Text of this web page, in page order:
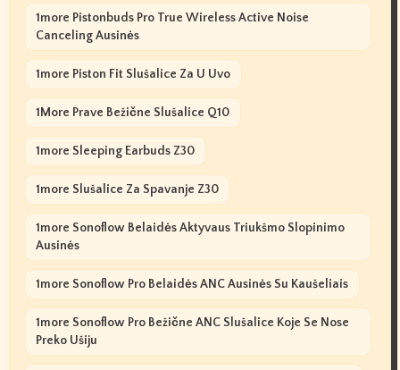
1more Pistonbuds Pro True Wireless Active Noise
Canceling Ausinės
1more Piston Fit Slušalice Za U Uvo
1More Prave Bežične Slušalice Q10
1more Sleeping Earbuds Z30
1more Slušalice Za Spavanje Z30
1more Sonoflow Belaidės Aktyvaus Triukšmo Slopinimo
Ausinės
1more Sonoflow Pro Belaidės ANC Ausinės Su Kaušeliais
1more Sonoflow Pro Bežične ANC Slušalice Koje Se Nose
Preko Ušiju